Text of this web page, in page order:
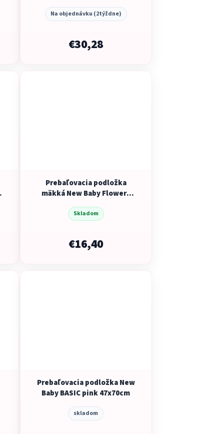
Na objednávku (2týždne)
€30,28
Prebaľovacia podložka
mäkká New Baby Flowers
Skladom
€16,40
Prebaľovacia podložka New
Baby BASIC pink 47x70cm
skladom